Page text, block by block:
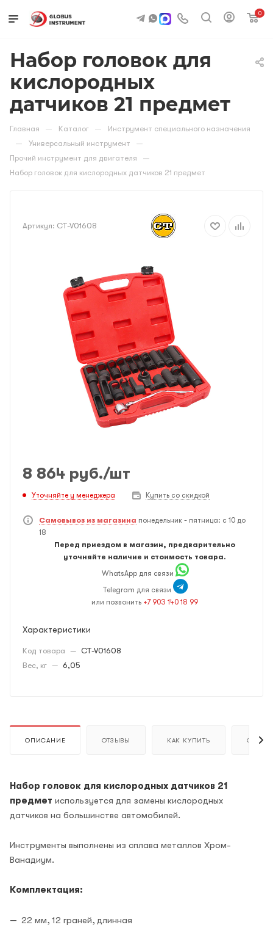
0
Набор головок для
кислородных
датчиков 21 предмет
Главная — Каталог — Инструмент специального назначения
— Универсальный инструмент —
Прочий инструмент для двигателя —
Набор головок для кислородных датчиков 21 предмет
Артикул: CT-V01608
8 864 руб./шт
Уточняйте у менеджера Купить со скидкой
Самовывоз из магазина понедельник - пятница: с 10 до
18
Перед приездом в магазин, предварительно
уточняйте наличие и стоимость товара.
WhatsApp для связи
Telegram для связи
или позвонить +7 903 140 18 99
Характеристики
Код товара — CT-V01608
Вес, кг — 6,05
ОПИСАНИЕ ОТЗЫВЫ КАК КУПИТЬ ОПЛАТА
Набор головок для кислородных датчиков 21
предмет используется для замены кислородных
датчиков на большинстве автомобилей.
Инструменты выполнены из сплава металлов Хром-
Ванадиум.
Комплектация:
22 мм, 12 граней, длинная